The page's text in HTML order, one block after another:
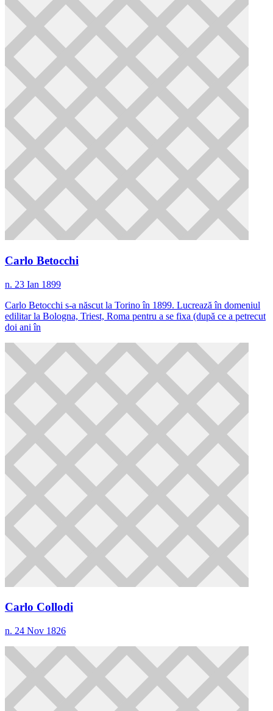
Carlo Betocchi
n. 23 Ian 1899
Carlo Betocchi s-a născut la Torino în 1899. Lucrează în domeniul
edilitar la Bologna, Triest, Roma pentru a se fixa (după ce a petrecut
doi ani în
Carlo Collodi
n. 24 Nov 1826